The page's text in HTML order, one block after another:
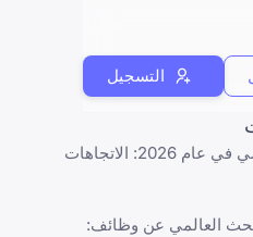
التسجيل
سوق العمل الروسي في عام 2026: الاتجاهات
العالمي عن وظائف: